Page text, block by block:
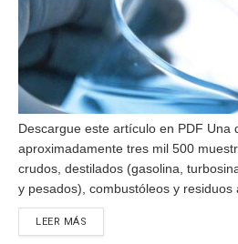
Descargue este artículo en PDF Una
aproximadamente tres mil 500
crudos, destilados (gasolina,
y pesados), combustóleos y residuos
LEER MÁS